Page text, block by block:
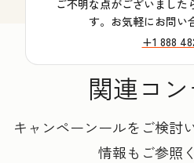
ご不明な点がございました
す。お気軽にお問い
+1 888
関連コ
キャンペーンールをご検討
情報もご参照